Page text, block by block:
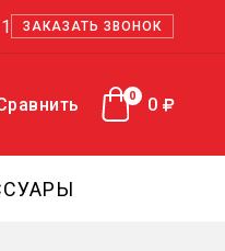
ЗАКАЗАТЬ ЗВОНОК
0
0